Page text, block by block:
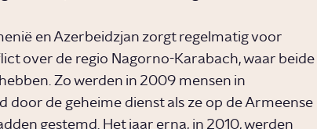
en Azerbeidzjan zorgt regelmatig voor
over de regio Nagorno-Karabach, waar beide
Zo werden in 2009 mensen in
door de geheime dienst als ze op de Armeense
gestemd. Het jaar erna, in 2010, werden